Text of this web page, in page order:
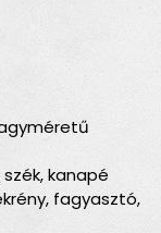
kanapé
fagyasztó,